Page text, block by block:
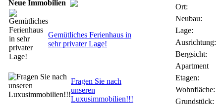
Neue Immobilien
Gemütliches Ferienhaus in
sehr privater Lage!
Fragen Sie nach
unseren
Luxusimmobilien!!!
Ort:
Neubau:
Lage:
Ausrichtung:
Bergsicht:
Apartment
Etagen:
Wohnfläche:
Grundstück: